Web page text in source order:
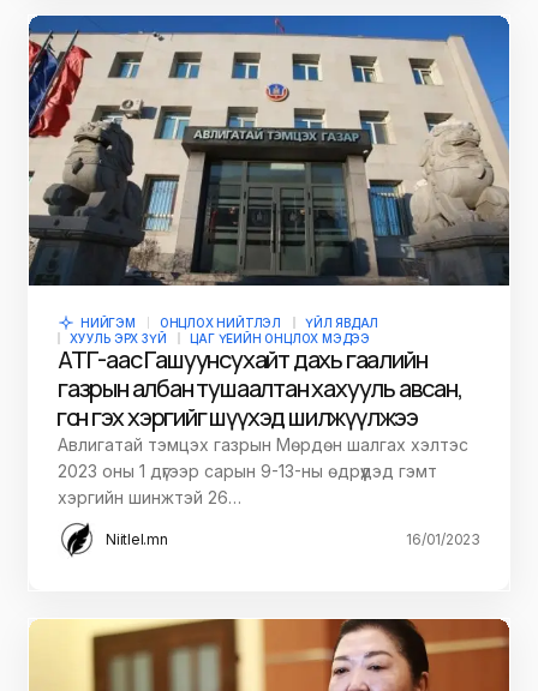
НИЙГЭМ ОНЦЛОХ НИЙТЛЭЛ
ҮЙЛ ЯВДАЛ
ХУУЛЬ ЭРХ ЗҮЙ
ЦАГ ҮЕИЙН ОНЦЛОХ МЭДЭЭ
АТГ-аас Гашуунсухайт дахь гаалийн
газрын албан тушаалтан хахууль авсан,
өгсөн гэх хэргийг шүүхэд шилжүүлжээ
Авлигатай тэмцэх газрын Мөрдөн шалгах хэлтэс
2023 оны 1 дүгээр сарын 9-13-ны өдрүүдэд гэмт
хэргийн шинжтэй 26…
Niitlel.mn 16/01/2023